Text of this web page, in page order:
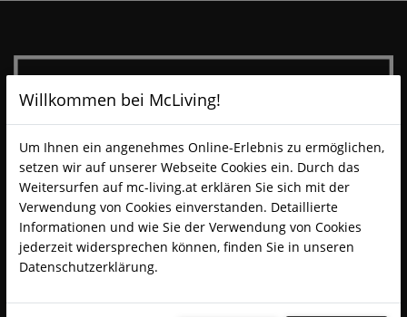
Willkommen bei McLiving!
Um Ihnen ein angenehmes Online-Erlebnis zu ermöglichen,
setzen wir auf unserer Webseite Cookies ein. Durch das
Weitersurfen auf mc-living.at erklären Sie sich mit der
Verwendung von Cookies einverstanden. Detaillierte
Informationen und wie Sie der Verwendung von Cookies
jederzeit widersprechen können, finden Sie in unseren
Datenschutzerklärung.